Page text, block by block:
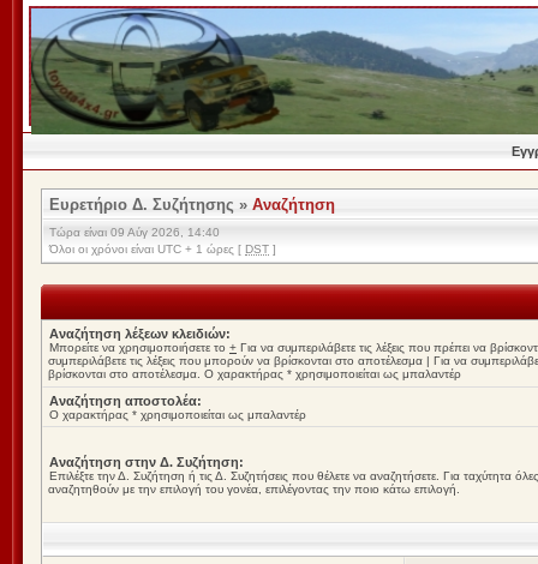
Ευρετήριο Δ. Συζήτησης » Αναζήτηση
Τώρα είναι 09 Αύγ 2026, 14:40
Όλοι οι χρόνοι είναι UTC + 1 ώρες [ DST ]
Αναζήτηση λέξεων κλειδιών:
Μπορείτε να χρησιμοποιήσετε το + Για να συμπεριλάβετε τις λέξεις που πρέπει να
συμπεριλάβετε τις λέξεις που μπορούν να βρίσκονται στο αποτέλεσμα | Για να
βρίσκονται στο αποτέλεσμα. Ο χαρακτήρας * χρησιμοποιείται ως μπαλαντέρ
Αναζήτηση αποστολέα:
Ο χαρακτήρας * χρησιμοποιείται ως μπαλαντέρ
Αναζήτηση στην Δ. Συζήτηση:
Επιλέξτε την Δ. Συζήτηση ή τις Δ. Συζητήσεις που θέλετε να αναζητήσετε. Για ταχύτητα
αναζητηθούν με την επιλογή του γονέα, επιλέγοντας την ποιο κάτω επιλογή.